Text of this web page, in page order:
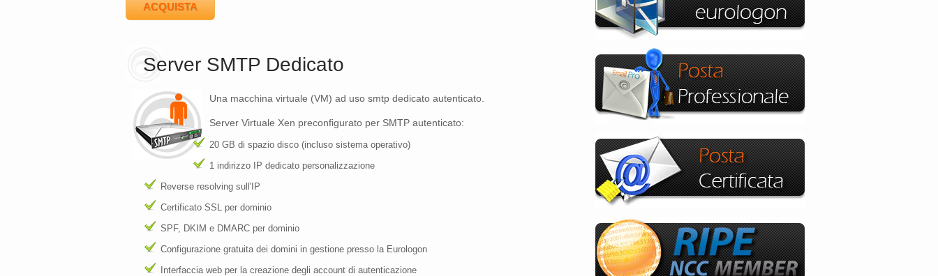
ACQUISTA
Server SMTP Dedicato
Una macchina virtuale (VM) ad uso smtp dedicato autenticato.
Server Virtuale Xen preconfigurato per SMTP autenticato:
20 GB di spazio disco (incluso sistema operativo)
1 indirizzo IP dedicato personalizzazione
Reverse resolving sull'IP
Certificato SSL per dominio
SPF, DKIM e DMARC per dominio
Configurazione gratuita dei domini in gestione presso la Eurologon
Interfaccia web per la creazione degli account di autenticazione